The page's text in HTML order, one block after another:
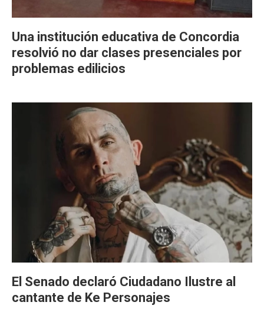
Una institución educativa de Concordia
resolvió no dar clases presenciales por
problemas edilicios
El Senado declaró Ciudadano Ilustre al
cantante de Ke Personajes